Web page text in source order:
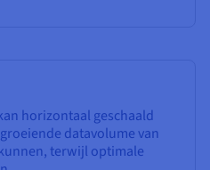
horizontaal geschaald
datavolume van
terwijl optimale